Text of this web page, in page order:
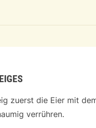
zuerst die Eier mit
verrühren.